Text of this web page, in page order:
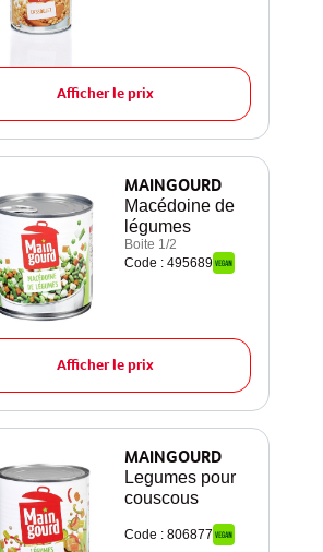
Afficher le prix
MAINGOURD
Macédoine de
légumes
Boite 1/2
Code : 495689
Afficher le prix
MAINGOURD
Legumes pour
couscous
Code : 806877